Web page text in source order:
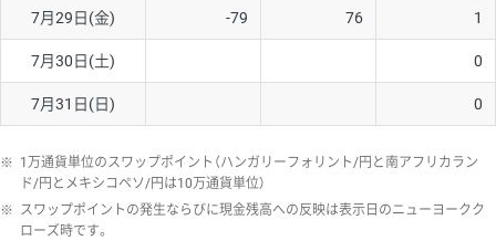
7月29日(金) -79 76 1
7月30日(土) 0
7月31日(日) 0
※ 1万通貨単位のスワップポイント（ハンガリーフォリント/円と南アフリカラン
ド/円とメキシコペソ/円は10万通貨単位）
※ スワップポイントの発生ならびに現金残高への反映は表示日のニューヨークク
ローズ時です。